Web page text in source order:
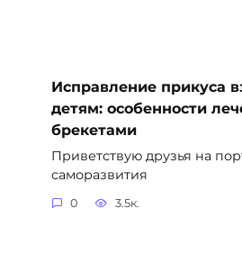
Исправление прикуса
детям: особенности
брекетами
Приветствую друзья на
саморазвития
0 3.5к.